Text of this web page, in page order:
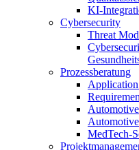
KI-
Cybersecurity
Threat
Prozessberatung
MedTech-